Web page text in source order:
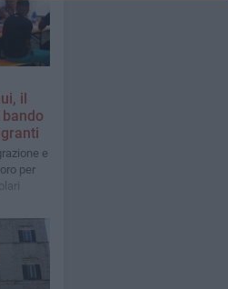
il
e
per